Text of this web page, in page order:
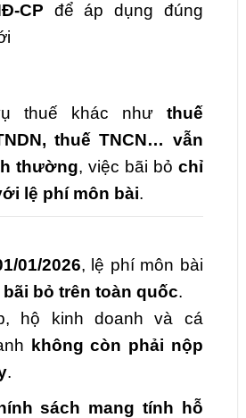
CP để áp dụng đúng
thuế khác như thuế
thuế TNCN… vẫn
thường, việc bãi bỏ chỉ
lệ phí môn bài.
01/2026, lệ phí môn bài
bỏ trên toàn quốc.
hộ kinh doanh và cá
không còn phải nộp
.
sách mang tính hỗ